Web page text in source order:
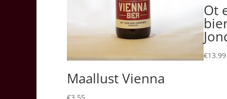
Maallust Vienna
Ot
€13.99